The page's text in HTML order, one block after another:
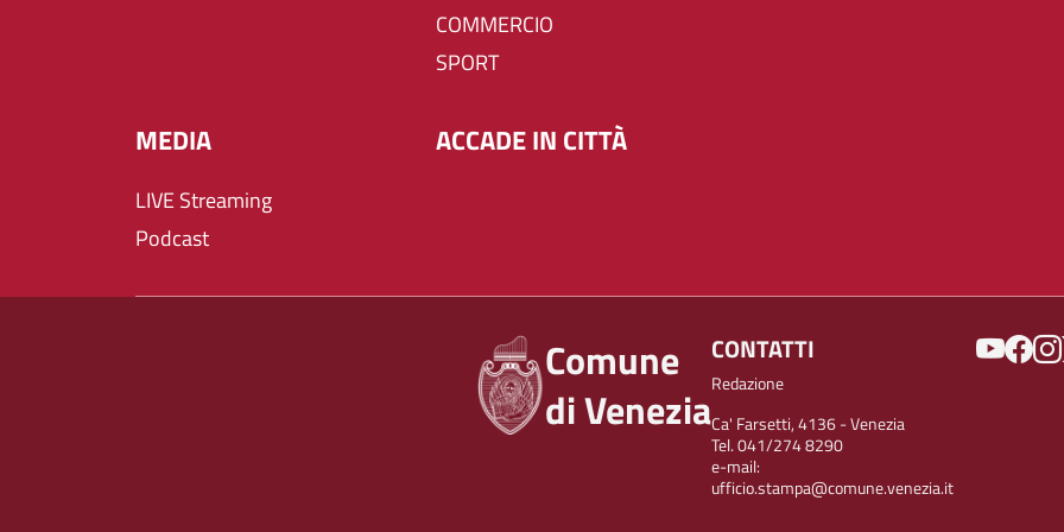
COMMERCIO
SPORT
MEDIA
LIVE Streaming
Podcast
ACCADE IN CITTÀ
Comune
di Venezia
CONTATTI
Redazione
Ca' Farsetti, 4136 - Venezia
Tel. 041/274 8290
e-mail:
ufficio.stampa@comune.venezia.it